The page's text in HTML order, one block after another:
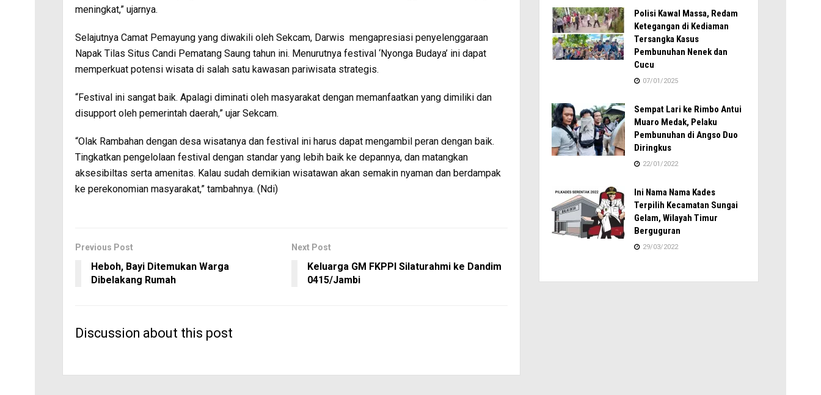
meningkat,” ujarnya.
Selajutnya Camat Pemayung yang diwakili oleh Sekcam, Darwis mengapresiasi penyelenggaraan
Napak Tilas Situs Candi Pematang Saung tahun ini. Menurutnya festival ‘Nyonga Budaya’ ini dapat
memperkuat potensi wisata di salah satu kawasan pariwisata strategis.
“Festival ini sangat baik. Apalagi diminati oleh masyarakat dengan memanfaatkan yang dimiliki dan
disupport oleh pemerintah daerah,” ujar Sekcam.
“Olak Rambahan dengan desa wisatanya dan festival ini harus dapat mengambil peran dengan baik.
Tingkatkan pengelolaan festival dengan standar yang lebih baik ke depannya, dan matangkan
aksesibiltas serta amenitas. Kalau sudah demikian wisatawan akan semakin nyaman dan berdampak
ke perekonomian masyarakat,” tambahnya. (Ndi)
Previous Post
Heboh, Bayi Ditemukan Warga
Dibelakang Rumah
Next Post
Keluarga GM FKPPI Silaturahmi ke Dandim
0415/Jambi
Discussion about this post
Polisi Kawal Massa, Redam
Ketegangan di Kediaman
Tersangka Kasus
Pembunuhan Nenek dan
Cucu
07/01/2025
Sempat Lari ke Rimbo Antui
Muaro Medak, Pelaku
Pembunuhan di Angso Duo
Diringkus
22/01/2022
Ini Nama Nama Kades
Terpilih Kecamatan Sungai
Gelam, Wilayah Timur
Berguguran
29/03/2022